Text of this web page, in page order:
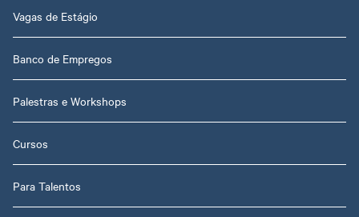
Vagas de Estágio
Banco de Empregos
Palestras e Workshops
Cursos
Para Talentos